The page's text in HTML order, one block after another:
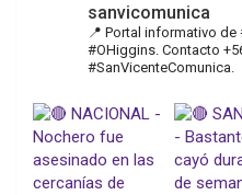
sanvicomunica
📍 Portal informativo de
#OHiggins. Contacto
#SanVicenteComunica.